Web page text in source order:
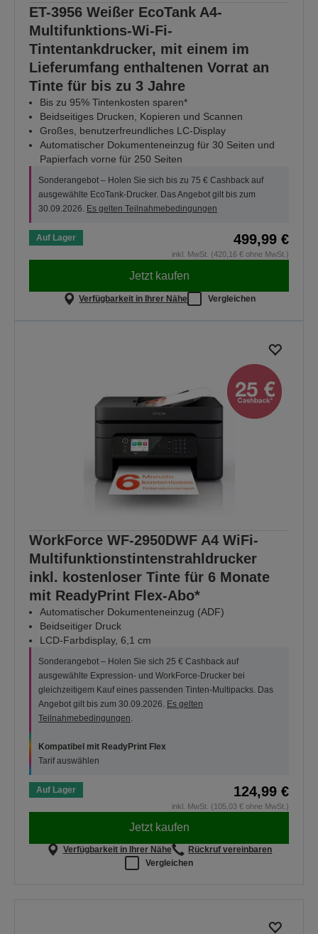
ET-3956 Weißer EcoTank A4-
Multifunktions-Wi-Fi-
Tintentankdrucker, mit einem im
Lieferumfang enthaltenen Vorrat an
Tinte für bis zu 3 Jahre
Bis zu 95% Tintenkosten sparen*
Beidseitiges Drucken, Kopieren und Scannen
Großes, benutzerfreundliches LC-Display
Automatischer Dokumenteneinzug für 30 Seiten und
Papierfach vorne für 250 Seiten
Sonderangebot – Holen Sie sich bis zu 75 € Cashback auf
ausgewählte EcoTank-Drucker. Das Angebot gilt bis zum
30.09.2026. Es gelten Teilnahmebedingungen
Auf Lager 499,99 €
inkl. MwSt. (420,16 € ohne MwSt.)
Jetzt kaufen
Verfügbarkeit in Ihrer Nähe Vergleichen
WorkForce WF-2950DWF A4 WiFi-
Multifunktionstintenstrahldrucker
inkl. kostenloser Tinte für 6 Monate
mit ReadyPrint Flex-Abo*
Automatischer Dokumenteneinzug (ADF)
Beidseitiger Druck
LCD-Farbdisplay, 6,1 cm
Sonderangebot – Holen Sie sich 25 € Cashback auf
ausgewählte Expression- und WorkForce-Drucker bei
gleichzeitigem Kauf eines passenden Tinten-Multipacks. Das
Angebot gilt bis zum 30.09.2026. Es gelten
Teilnahmebedingungen
Kompatibel mit ReadyPrint Flex
Tarif auswählen
Auf Lager 124,99 €
inkl. MwSt. (105,03 € ohne MwSt.)
Jetzt kaufen
Verfügbarkeit in Ihrer Nähe
Rückruf vereinbaren
Vergleichen